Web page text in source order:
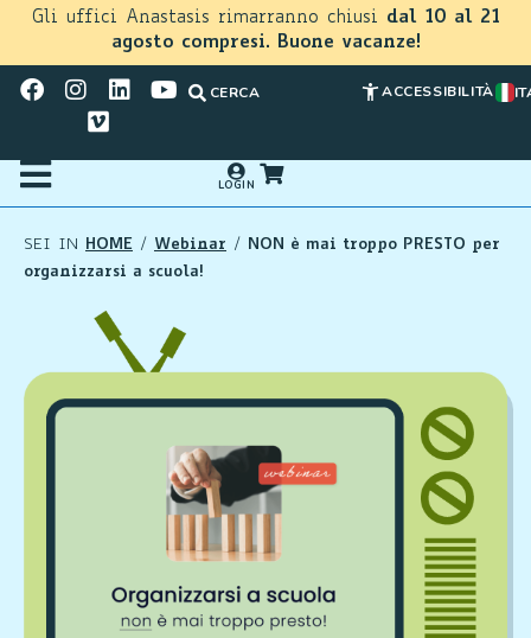
Gli uffici Anastasis rimarranno chiusi dal 10 al 21
agosto compresi. Buone vacanze!
CERCA ACCESSIBILITÀ
LOGIN
SEI IN HOME / Webinar /
NON è mai troppo PRESTO per
organizzarsi a scuola!